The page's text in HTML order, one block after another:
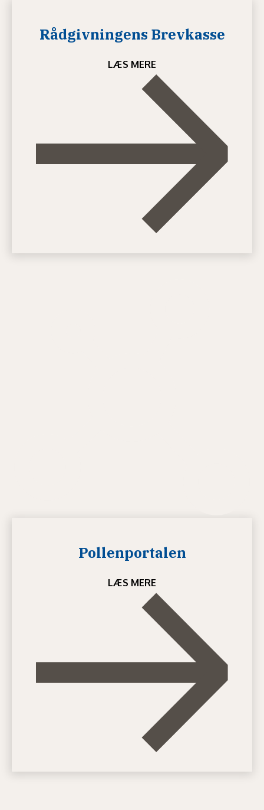
Rådgivningens Brevkasse
LÆS MERE
Pollenportalen
LÆS MERE